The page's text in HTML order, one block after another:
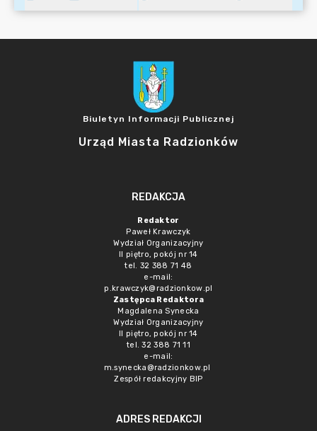
Biuletyn Informacji Publicznej
Urząd Miasta Radzionków
REDAKCJA
Redaktor
Paweł Krawczyk
Wydział Organizacyjny
II piętro, pokój nr 14
tel. 32 388 71 48
e-mail:
p.krawczyk@radzionkow.pl
Zastępca Redaktora
Magdalena Synecka
Wydział Organizacyjny
II piętro, pokój nr 14
tel. 32 388 71 11
e-mail:
m.synecka@radzionkow.pl
Zespół redakcyjny BIP
ADRES REDAKCJI